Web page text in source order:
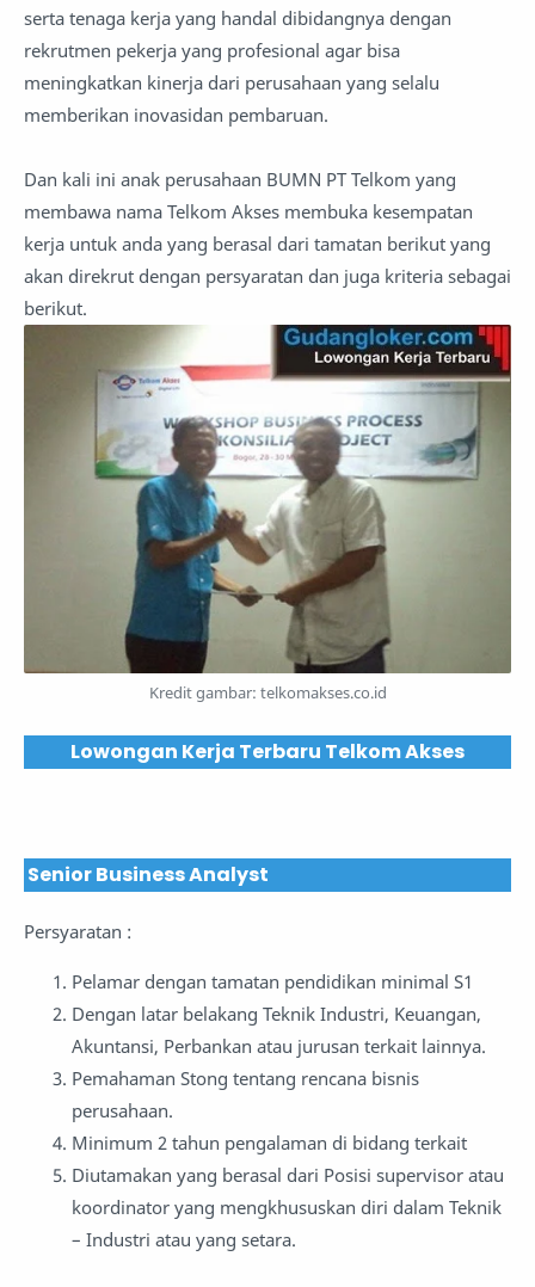
serta tenaga kerja yang handal dibidangnya dengan
rekrutmen pekerja yang profesional agar bisa
meningkatkan kinerja dari perusahaan yang selalu
memberikan inovasidan pembaruan.
Dan kali ini anak perusahaan BUMN PT Telkom yang
membawa nama Telkom Akses membuka kesempatan
kerja untuk anda yang berasal dari tamatan berikut yang
akan direkrut dengan persyaratan dan juga kriteria sebagai
berikut.
Kredit gambar: telkomakses.co.id
Lowongan Kerja Terbaru Telkom Akses
Senior Business Analyst
Persyaratan :
Pelamar dengan tamatan pendidikan minimal S1
Dengan latar belakang Teknik Industri, Keuangan,
Akuntansi, Perbankan atau jurusan terkait lainnya.
Pemahaman Stong tentang rencana bisnis
perusahaan.
Minimum 2 tahun pengalaman di bidang terkait
Diutamakan yang berasal dari Posisi supervisor atau
koordinator yang mengkhususkan diri dalam Teknik
– Industri atau yang setara.